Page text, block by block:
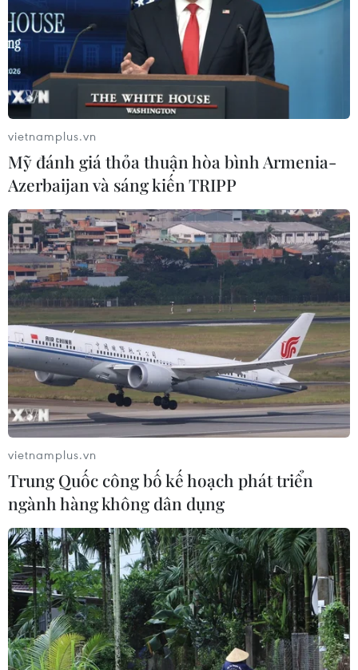
vietnamplus.vn
Mỹ đánh giá thỏa thuận hòa bình Armenia-
Azerbaijan và sáng kiến TRIPP
vietnamplus.vn
Trung Quốc công bố kế hoạch phát triển
ngành hàng không dân dụng